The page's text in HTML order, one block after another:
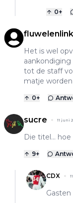
0+
Het is wel
tot de staff
matje
0+
sucre 11 juni
Die titel...
9+
CDX